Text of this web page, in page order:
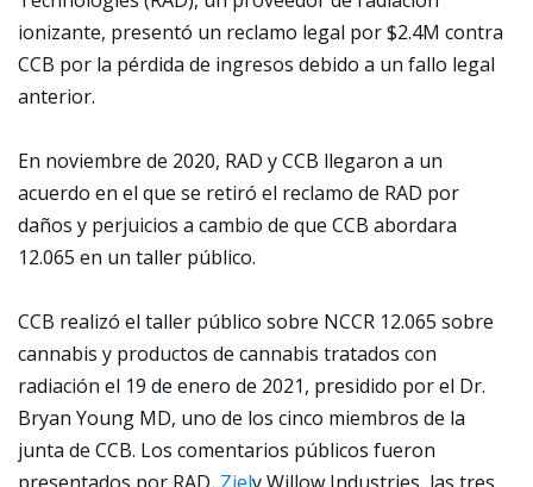
ionizante, presentó un reclamo legal por $2.4M contra
CCB por la pérdida de ingresos debido a un fallo legal
anterior.
En noviembre de 2020, RAD y CCB llegaron a un
acuerdo en el que se retiró el reclamo de RAD por
daños y perjuicios a cambio de que CCB abordara
12.065 en un taller público.
CCB realizó el taller público sobre NCCR 12.065 sobre
cannabis y productos de cannabis tratados con
radiación el 19 de enero de 2021, presidido por el Dr.
Bryan Young MD, uno de los cinco miembros de la
junta de CCB. Los comentarios públicos fueron